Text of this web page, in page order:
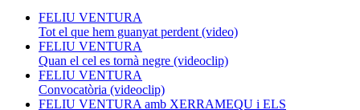
FELIU VENTURA
Tot el que hem guanyat perdent (video)
FELIU VENTURA
Quan el cel es tornà negre (videoclip)
FELIU VENTURA
Convocatòria (videoclip)
FELIU VENTURA amb XERRAMEQU i ELS